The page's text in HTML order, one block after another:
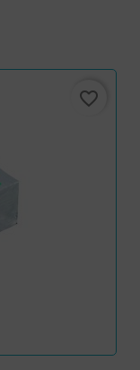
favorite_border